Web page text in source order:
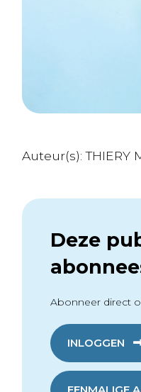
Auteur(s): THIERY
Deze
Abonneer direct
INLOGGEN